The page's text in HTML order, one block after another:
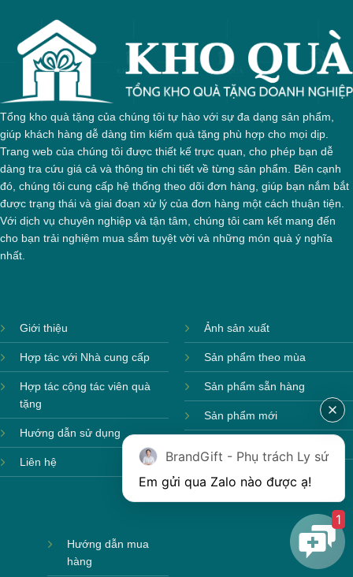
Hộp xi 3 hũ mứt
Tổng kho quà tặng của chúng tôi tự hào với sự đa dạng sản phẩm,
giúp khách hàng dễ dàng tìm kiếm quà tặng phù hợp cho mọi dịp.
Trang web của chúng tôi được thiết kế trực quan, cho phép bạn dễ
dàng tra cứu giá cả và thông tin chi tiết về từng sản phẩm. Bên cạnh
đó, chúng tôi cung cấp hệ thống theo dõi đơn hàng, giúp bạn nắm bắt
được trạng thái và giai đoạn xử lý của đơn hàng một cách thuận tiện.
Với dịch vụ chuyên nghiệp và tận tâm, chúng tôi cam kết mang đến
cho bạn trải nghiệm mua sắm tuyệt vời và những món quà ý nghĩa
nhất.
Giới thiệu
Hợp tác với Nhà cung cấp
Hợp tác cộng tác viên quà
tặng
Hướng dẫn sử dụng
Liên hệ
Ảnh sản xuất
Sản phẩm theo mùa
Sản phẩm sẵn hàng
Sản phẩm mới
Hướng dẫn mua
hàng
BrandGift - Phụ trách Ly sứ
Em gửi qua Zalo nào được ạ!
1